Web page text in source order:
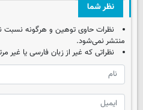
نظر شما
نظرات حاوی توهین و هرگونه
منتشر نمی‌شود.
نظراتی که غیر از زبان فارسی یا غیر